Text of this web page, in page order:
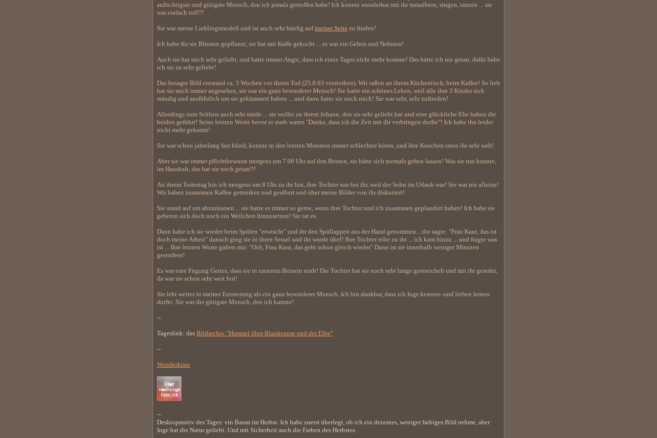
aufrichtigste und gütigste Mensch, den ich jemals getroffen habe! Ich konnte wunderbar mit ihr rumalbern, singen, tanzen ... sie
war einfach toll!!!
Sie war meine Lieblingsmodell und ist auch sehr häufig aufmeiner Seite zu finden!
Ich habe für sie Blumen gepflanzt, sie hat mir Kaffe gekocht ... es war ein Geben und Nehmen!
Auch sie hat mich sehr geliebt, und hatte immer Angst, dass ich eines Tages nicht mehr komme! Das hätte ich nie getan, dafür habe
ich sie zu sehr geliebt!
Das besagte Bild entstand ca. 3 Wochen vor ihrem Tod (25.8.03 verstorben). Wir saßen an ihrem Küchentisch, beim Kaffee! So lieb
hat sie mich immer angesehen, sie war ein ganz besonderer Mensch! Sie hatte ein schönes Leben, weil alle ihre 3 Kinder sich
ständig und ausführlich um sie gekümmert haben ... und dann hatte sie noch mich! Sie war sehr, sehr zufrieden!
Allerdings zum Schluss auch sehr müde ... sie wollte zu ihrem Johann, den sie sehr geliebt hat und eine glückliche Ehe haben die
beiden geführt! Seine letzten Worte bevor er starb waren "Danke, dass ich die Zeit mit dir verbringen durfte"! Ich habe ihn leider
nicht mehr gekannt!
Sie war schon jahrelang fast blind, konnte in den letzten Monaten immer schlechter hören, und ihre Knochen taten ihr sehr weh!
Aber sie war immer pflichtbewusst morgens um 7.00 Uhr auf den Beinen, sie hätte sich niemals gehen lassen! Was sie tun konnte,
im Haushalt, das hat sie noch getan!!!
An ihrem Todestag bin ich morgens um 8 Uhr zu ihr hin, ihre Tochter war bei ihr, weil der Sohn im Urlaub war! Sie war nie alleine!
Wir haben zusammen Kaffee getrunken und gealbert und über meine Bilder von ihr diskutiert!
Sie stand auf um abzuräumen ... sie hatte es immer so gerne, wenn ihre Tochter und ich zusammen geplaudert haben! Ich habe sie
gebeten sich doch noch ein Weilchen hinzusetzen! Sie tat es.
Dann habe ich sie wieder beim Spülen "erwischt" und ihr den Spüllappen aus der Hand genommen... die sagte: "Frau Kaut, das ist
doch meine Arbeit" danach ging sie in ihren Sessel und ihr wurde übel! Ihre Tochter eilte zu ihr ... ich kam hinzu ... und fragte was
ist ... Ihre letzten Worte galten mir: "Och, Frau Kaut, das geht schon gleich wieder" Dann ist sie innerhalb weniger Minuten
gestorben!
Es war eine Fügung Gottes, dass sie in unserem Beisein starb! Die Tochter hat sie noch sehr lange gestreichelt und mit ihr geredet,
da war sie schon sehr weit fort!
Sie lebt weiter in meiner Erinnerung als ein ganz besonderer Mensch. Ich bin dankbar, dass ich Inge kennen- und lieben lernen
durfte. Sie war der gütigste Mensch, den ich kannte!
--
Tageslink: das Bildarchiv "Himmel über Blankenese und der Elbe"
--
Wunderkiste
--
Desktopmotiv des Tages: ein Baum im Herbst. Ich habe zuerst überlegt, ob ich ein dezentes, weniger farbiges Bild nehme, aber
Inge hat die Natur geliebt. Und mit Sicherheit auch die Farben des Herbstes.